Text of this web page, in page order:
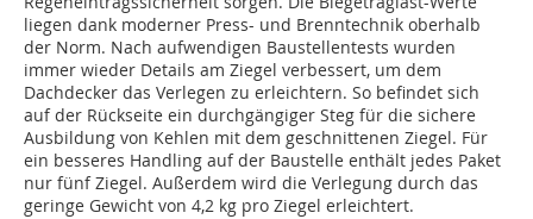
liegen dank moderner Press- und Brenntechnik oberhalb
der Norm. Nach aufwendigen Baustellentests wurden
immer wieder Details am Ziegel verbessert, um dem
Dachdecker das Verlegen zu erleichtern. So befindet sich
auf der Rückseite ein durchgängiger Steg für die sichere
Ausbildung von Kehlen mit dem geschnittenen Ziegel. Für
ein besseres Handling auf der Baustelle enthält jedes Paket
nur fünf Ziegel. Außerdem wird die Verlegung durch das
geringe Gewicht von 4,2 kg pro Ziegel erleichtert.